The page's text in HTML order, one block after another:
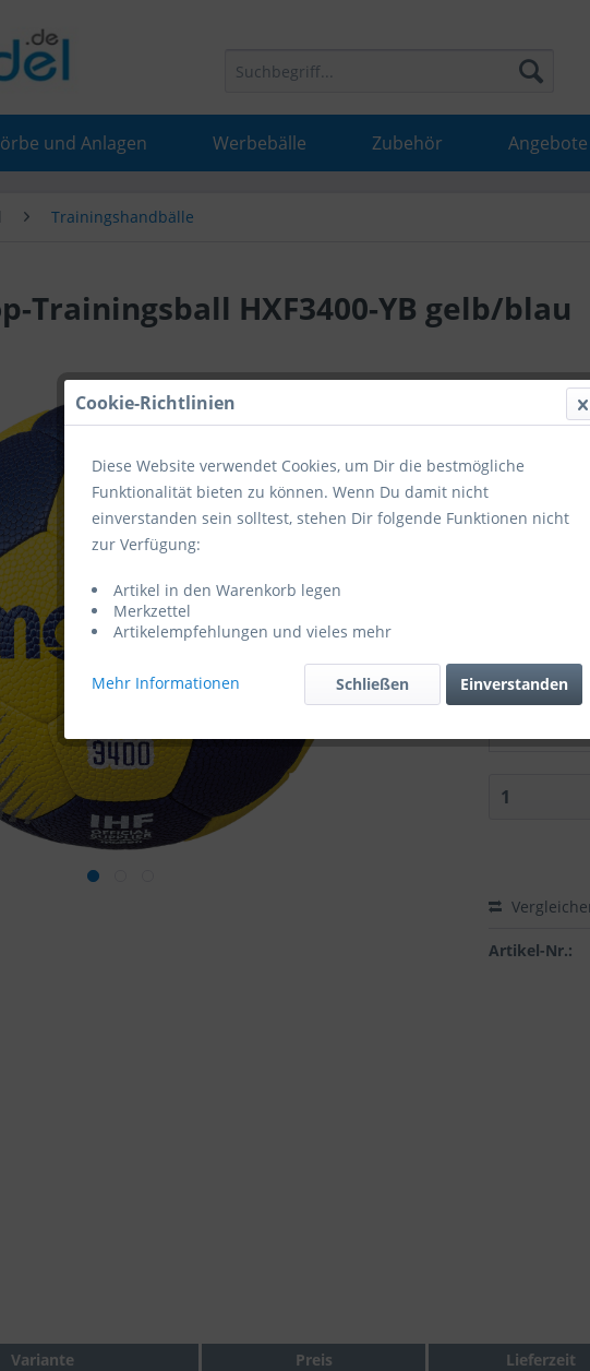
und Anlagen Werbebälle Zubehör
Trainingshandbälle
Trainingsball HXF3400-YB gelb/blau
30,50
Sofort
Zubehör
Artikel-Nr.:
Variante Preis Lieferzeit
Cookie-Richtlinien
Diese Website verwendet Cookies, um Dir die bestmögliche
Funktionalität bieten zu können. Wenn Du damit nicht
einverstanden sein solltest, stehen Dir folgende Funktionen nicht
zur Verfügung:
Artikel in den Warenkorb legen
Merkzettel
Artikelempfehlungen und vieles mehr
Mehr Informationen Einverstanden
Schließen